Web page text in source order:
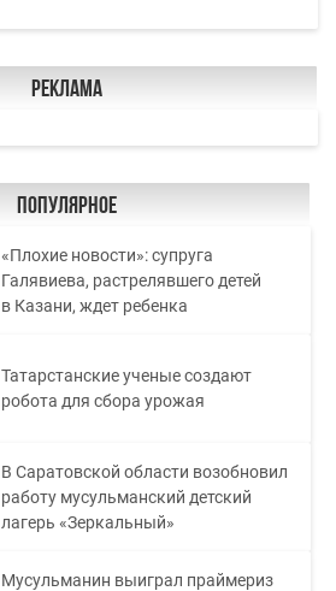
Реклама
Популярное
«Плохие новости»: супруга
Галявиева, растрелявшего детей
в Казани, ждет ребенка
Татарстанские ученые создают
робота для сбора урожая
В Саратовской области возобновил
работу мусульманский детский
лагерь «Зеркальный»
Мусульманин выиграл праймериз